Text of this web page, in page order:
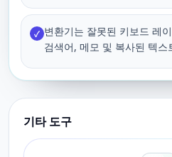
✓ 변환기는 잘못된 키보드 레
검색어, 메모 및 복사된 텍스
기타 도구